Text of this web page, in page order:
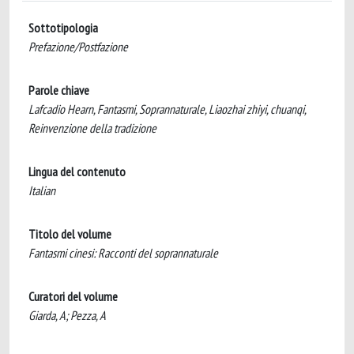
Sottotipologia
Prefazione/Postfazione
Parole chiave
Lafcadio Hearn, Fantasmi, Soprannaturale, Liaozhai zhiyi, chuanqi,
Reinvenzione della tradizione
Lingua del contenuto
Italian
Titolo del volume
Fantasmi cinesi: Racconti del soprannaturale
Curatori del volume
Giarda, A; Pezza, A